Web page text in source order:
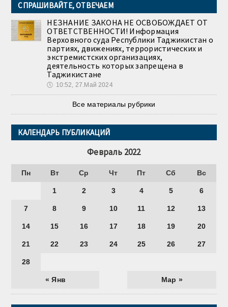
СПРАШИВАЙТЕ, ОТВЕЧАЕМ
НЕЗНАНИЕ ЗАКОНА НЕ ОСВОБОЖДАЕТ ОТ
ОТВЕТСТВЕННОСТИ! Информация
Верховного суда Республики Таджикистан о
партиях, движениях, террористических и
экстремистских организациях,
деятельность которых запрещена в
Таджикистане
🕔 10:52, 27.Май 2024
Все материалы рубрики
КАЛЕНДАРЬ ПУБЛИКАЦИЙ
Февраль 2022
Пн Вт Ср Чт Пт Сб Вс
« Янв Мар »
1 2 3 4 5 6
7 8 9 10 11 12 13
14 15 16 17 18 19 20
21 22 23 24 25 26 27
28